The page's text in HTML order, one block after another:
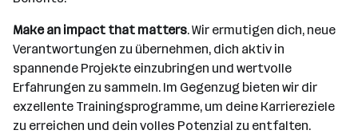
Make an impact that matters. Wir ermutigen dich, neue
Verantwortungen zu übernehmen, dich aktiv in
spannende Projekte einzubringen und wertvolle
Erfahrungen zu sammeln. Im Gegenzug bieten wir dir
exzellente Trainingsprogramme, um deine Karriereziele
zu erreichen und dein volles Potenzial zu entfalten.